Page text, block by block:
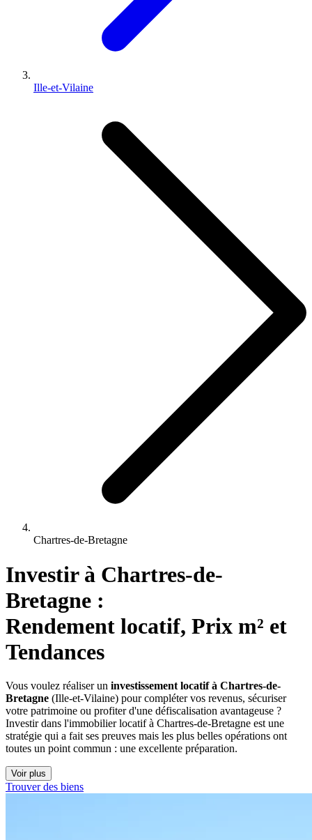
Ille-et-Vilaine
Chartres-de-Bretagne
Investir à Chartres-de-
Bretagne :
Rendement locatif, Prix m² et
Tendances
Vous voulez réaliser un investissement locatif à Chartres-de-
Bretagne (Ille-et-Vilaine) pour compléter vos revenus, sécuriser
votre patrimoine ou profiter d'une défiscalisation avantageuse ?
Investir dans l'immobilier locatif à Chartres-de-Bretagne est une
stratégie qui a fait ses preuves mais les plus belles opérations ont
toutes un point commun : une excellente préparation.
Voir plus
Trouver des biens